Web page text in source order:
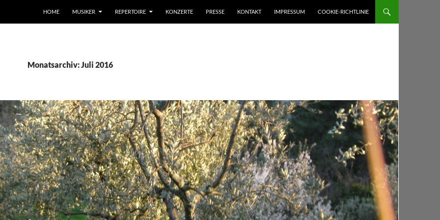
HOME MUSIKER REPERTOIRE KONZERTE PRESSE KONTAKT IMPRESSUM COOKIE-RICHTLINIE
Monatsarchiv: Juli 2016